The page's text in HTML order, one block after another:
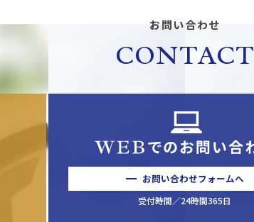
お問い合わせ
CONTACT
お問い合わせフォームへ
受付時間／24時間365日